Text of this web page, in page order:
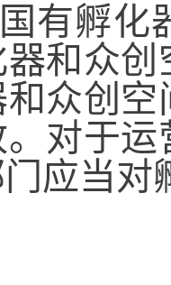
孵化器
和众
众创
对于
应当对